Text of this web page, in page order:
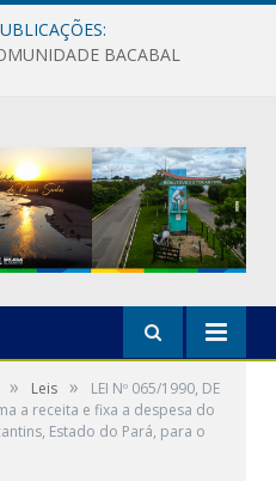
BACABAL
» Leis »
LEI Nº 065/1990, DE
a receita e fixa a despesa do
Estado do Pará, para o